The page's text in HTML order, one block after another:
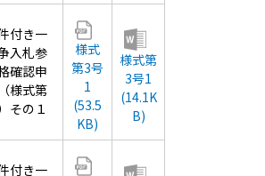
付き一
入札参
確認申
様式第
その１
様式
第3号
1
(53.5
KB)
様式第
3号1
(14.1K
B)
付き一